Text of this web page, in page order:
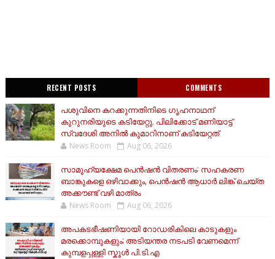
RECENT POSTS COMMENTS
പശുവിനെ കറക്കുന്നതിനിടെ ഗൃഹനാഥന്
കുറുനരിയുടെ കടിയേറ്റു. പിലിക്കോട് മണിയാട്ട്
സ്വദേശി അനിൽ കുമാറിനാണ് കടിയേറ്റത്
News Room Aug 06, 2026
സാമൂ​ഹ്യക്ഷേമ പെൻഷൻ വിതരണം: സഹകരണ
ബാങ്കുകളെ ഒഴിവാക്കും, പെൻഷൻ ആധാർ‌ ലിങ്ക് ചെയ്ത
അക്കൗണ്ട് വഴി മാത്രം
News Room Aug 06, 2026
അപകടഭീഷണിയായി റോഡരികിലെ കാടുകളും
മരക്കൊമ്പുകളും; അടിയന്തര നടപടി വേണമെന്ന്
കുമ്പളപ്പള്ളി സ്കൂൾ പി.ടി.എ